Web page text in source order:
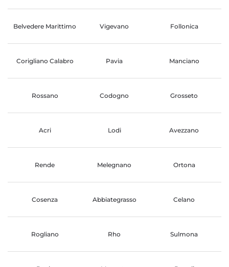
Belvedere Marittimo Vigevano Follonica
Corigliano Calabro Pavia Manciano
Rossano Codogno Grosseto
Acri Lodi Avezzano
Rende Melegnano Ortona
Cosenza Abbiategrasso Celano
Rogliano Rho Sulmona